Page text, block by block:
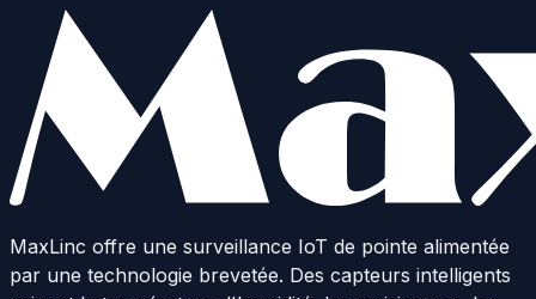
MaxLinc offre une surveillance IoT de pointe alimentée
par une technologie brevetée. Des capteurs intelligents